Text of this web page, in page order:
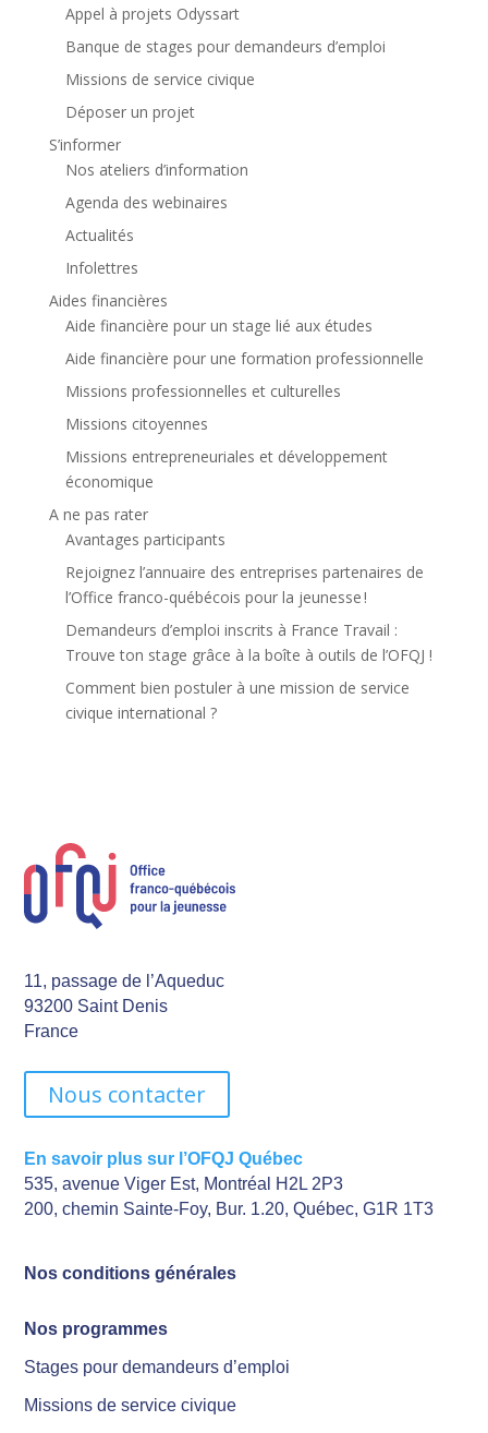
Appel à projets Odyssart
Banque de stages pour demandeurs d’emploi
Missions de service civique
Déposer un projet
S’informer
Nos ateliers d’information
Agenda des webinaires
Actualités
Infolettres
Aides financières
Aide financière pour un stage lié aux études
Aide financière pour une formation professionnelle
Missions professionnelles et culturelles
Missions citoyennes
Missions entrepreneuriales et développement
économique
A ne pas rater
Avantages participants
Rejoignez l’annuaire des entreprises partenaires de
l’Office franco-québécois pour la jeunesse !
Demandeurs d’emploi inscrits à France Travail :
Trouve ton stage grâce à la boîte à outils de l’OFQJ !
Comment bien postuler à une mission de service
civique international ?
11, passage de l’Aqueduc
93200 Saint Denis
France
Nous contacter
En savoir plus sur l’OFQJ Québec
535, avenue Viger Est, Montréal H2L 2P3
200, chemin Sainte-Foy, Bur. 1.20, Québec, G1R 1T3
Nos conditions générales
Nos programmes
Stages pour demandeurs d’emploi
Missions de service civique